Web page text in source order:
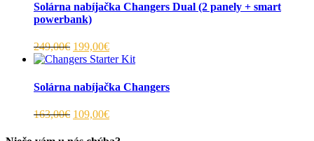
Solárna nabíjačka Changers Dual (2 panely + smart
powerbank)
249,00€ 199,00€
Solárna nabíjačka Changers
163,00€ 109,00€